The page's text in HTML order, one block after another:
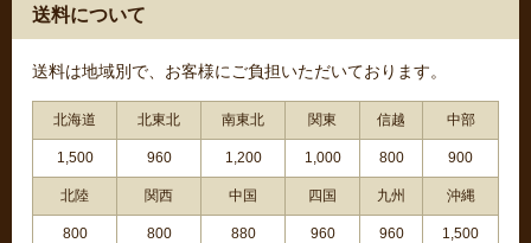
送料について
送料は地域別で、お客様にご負担いただいております。
北海道 北東北 南東北 関東 信越 中部
1,500 960 1,200 1,000 800 900
北陸 関西 中国 四国 九州 沖縄
800 800 880 960 960 1,500